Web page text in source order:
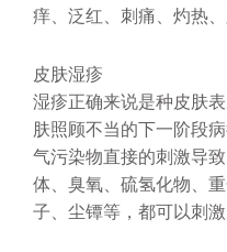
痒、泛红、刺痛、灼热、
皮肤湿疹
湿疹正确来说是种皮肤
肤照顾不当的下一阶段
气污染物直接的刺激导
体、臭氧、硫氢化物、
子、尘镡等，都可以刺